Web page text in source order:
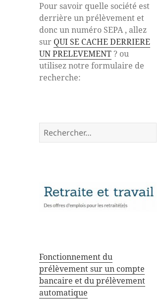
Pour savoir quelle société est
derrière un prélèvement et
donc un numéro SEPA , allez
sur QUI SE CACHE DERRIERE
UN PRELEVEMENT? ou
utilisez notre formulaire de
recherche:
Rechercher :
Fonctionnement du
prélèvement sur un compte
bancaire et du prélèvement
automatique